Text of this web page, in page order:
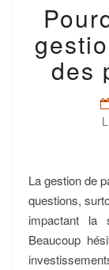
des
La gestion de
questions,
impactant la
Beaucoup